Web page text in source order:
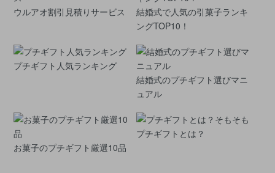
ウルアオ割引見積りサービス
結婚式で人気の引菓子ランキ
ングTOP10！
プチギフト人気ランキング
結婚式のプチギフト選びマニ
ュアル
お菓子のプチギフト厳選10品
そもそも
プチギフトとは？